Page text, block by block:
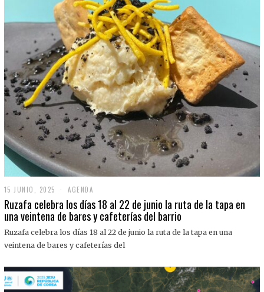
15 JUNIO, 2025
J
U
I
O
0
2
5
AGENDA
Ruzafa celebra los días 18 al 22 de junio la ruta de la tapa en
una veintena de bares y cafeterías del barrio
Ruzafa celebra los días 18 al 22 de junio la ruta de la tapa en una
veintena de bares y cafeterías del